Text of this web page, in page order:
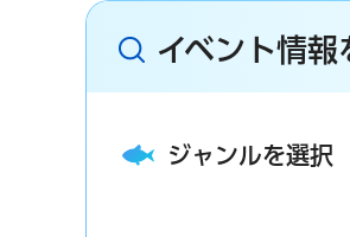
イベント情報
ジャンルを選択